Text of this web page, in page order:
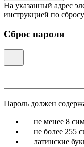
На указанный адрес
инструкцией по
Сброс пароля
Пароль должен
не менее 8
не более 255
латинские